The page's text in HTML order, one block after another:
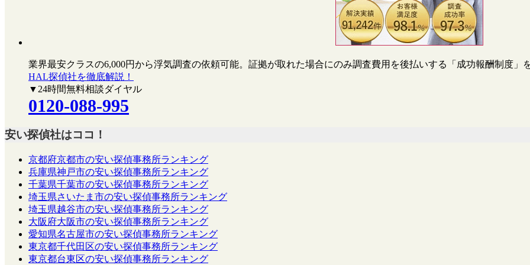
業界最安クラスの6,000円から浮気調査の依頼可能。証拠が取れた場合にのみ調査費用を後払いする「成功報酬制度」
HAL探偵社を徹底解説！
▼24時間無料相談ダイヤル
0120-088-995
安い探偵社はココ！
京都府京都市の安い探偵事務所ランキング
兵庫県神戸市の安い探偵事務所ランキング
千葉県千葉市の安い探偵事務所ランキング
埼玉県さいたま市の安い探偵事務所ランキング
埼玉県越谷市の安い探偵事務所ランキング
大阪府大阪市の安い探偵事務所ランキング
愛知県名古屋市の安い探偵事務所ランキング
東京都千代田区の安い探偵事務所ランキング
東京都台東区の安い探偵事務所ランキング